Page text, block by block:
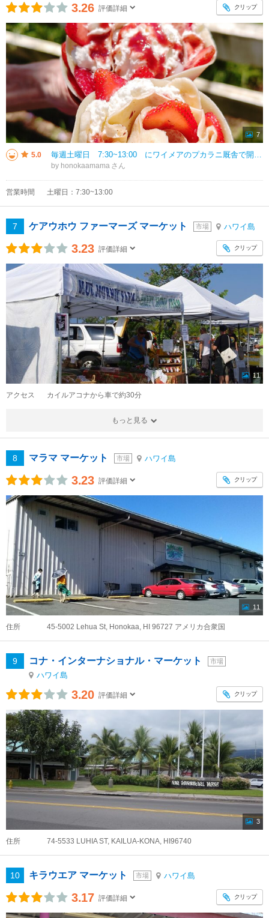
3.26 評価詳細 クリップ
7
5.0 毎週土曜日 7:30~13:00 にワイメアのプカラニ厩舎で開催されます。 ベンダーさんの数はワイメア・ファーマーズ・マーケットよりは少ないですが、何といっても村松さんのブースがあります！ 滞在中の土曜日は必ず行く場所
by honokaamama
営業時間 土曜日：7:30~13:00
7 ケアウホウ ファーマーズ マーケット 市場 ハワイ島
3.23 評価詳細 クリップ
11
アクセス カイルアコナから車で約30分
もっと見る
8 マラマ マーケット 市場 ハワイ島
3.23 評価詳細 クリップ
11
住所 45-5002 Lehua St, Honokaa, HI 96727 アメリカ合衆国
9 コナ・インターナショナル・マーケット 市場
ハワイ島
3.20 評価詳細 クリップ
3
住所 74-5533 LUHIA ST, KAILUA-KONA, HI96740
10 キラウエア マーケット 市場 ハワイ島
3.17 評価詳細 クリップ